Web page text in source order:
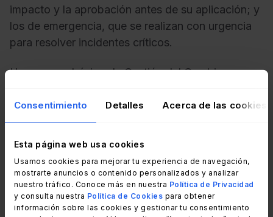
Consentimiento Detalles Acerca de las cookies
Esta página web usa cookies
Usamos cookies para mejorar tu experiencia de navegación,
mostrarte anuncios o contenido personalizados y analizar
nuestro tráfico. Conoce más en nuestra Política de Privacidad
y consulta nuestra Política de Cookies para obtener
información sobre las cookies y gestionar tu consentimiento
impacto y la aprobación antes de su aplicación; y
los de emergencia, que se realizan con urgencia
para resolver incidentes críticos.
Un proceso básico de Gestión del Cambio
evaluación del impacto; aprobación;
implementación controlada; y revisión de los
resultados.
7. Establecer roles y
responsabilidades claras